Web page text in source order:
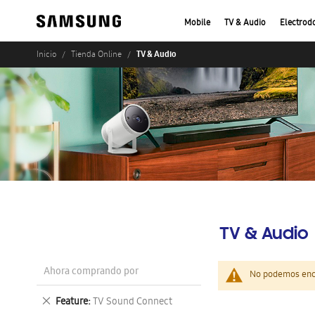
Mobile TV & Audio
Inicio Tienda Online TV & Audio
TV & Audio
No podemos
Ahora comprando por
Feature TV Sound Connect
Eliminar